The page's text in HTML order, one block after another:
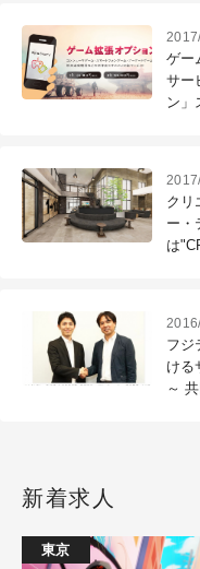
ゲー
サー
ン」
クリ
ー・
は
フジ
ける
～
新着求人
東京